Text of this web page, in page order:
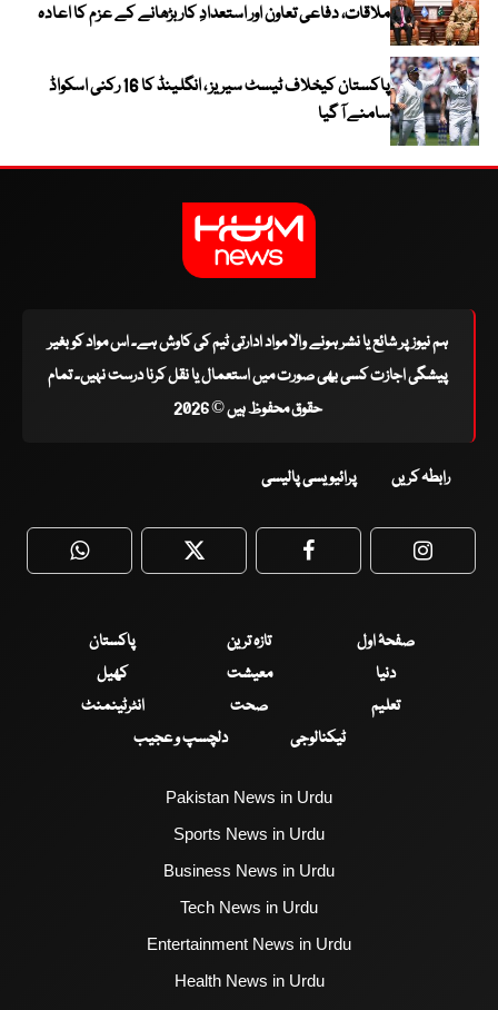
ملاقات، دفاعی تعاون اور استعدادِ کار بڑھانے کے عزم کا اعادہ
پاکستان کیخلاف ٹیسٹ سیریز ، انگلینڈ کا 16 رکنی اسکواڈ
سامنے آ گیا
ہم نیوز پر شائع یا نشر ہونے والا مواد ادارتی ٹیم کی کاوش ہے۔ اس مواد کو بغیر
پیشگی اجازت کسی بھی صورت میں استعمال یا نقل کرنا درست نہیں۔ تمام
حقوق محفوظ ہیں © 2026
رابطہ کریں پرائیویسی پالیسی
WhatsApp Twitter Facebook
صفحۂ اول تازہ ترین
پاکستان
دنیا
معیشت
کھیل
تعلیم
صحت
انٹرٹینمنٹ
ٹیکنالوجی
دلچسپ و عجیب
Pakistan News in Urdu
Sports News in Urdu
Business News in Urdu
Tech News in Urdu
Entertainment News in Urdu
Health News in Urdu